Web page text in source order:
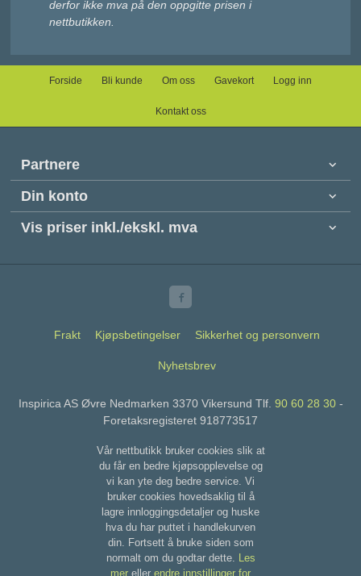
derfor ikke mva på den oppgitte prisen i
nettbutikken.
Forside Bli kunde Om oss Gavekort Logg inn
Kontakt oss
Partnere
Din konto
Vis priser inkl./ekskl. mva
Frakt Kjøpsbetingelser Sikkerhet og personvern
Nyhetsbrev
Inspirica AS Øvre Nedmarken 3370 Vikersund Tlf. 90 60 28 30-
Foretaksregisteret 918773517
Vår nettbutikk bruker cookies slik at
du får en bedre kjøpsopplevelse og
vi kan yte deg bedre service. Vi
bruker cookies hovedsaklig til å
lagre innloggingsdetaljer og huske
hva du har puttet i handlekurven
din. Fortsett å bruke siden som
normalt om du godtar dette. Les
mer eller endre innstillinger for